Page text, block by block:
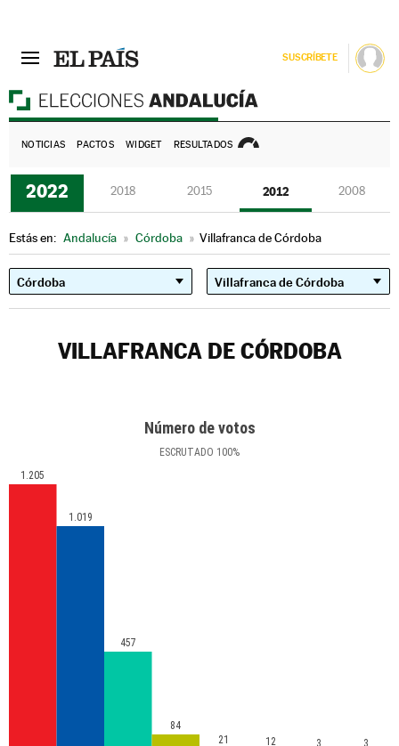
SUSCRÍBETE
NOTICIAS PACTOS WIDGET RESULTADOS
2022 2018 2015 2012 2008
Estás en: Andalucía » Córdoba » Villafranca de Córdoba
VILLAFRANCA DE CÓRDOBA
Número de votos
ESCRUTADO 100%
1.205
1.019
457
84
21
12 3 3